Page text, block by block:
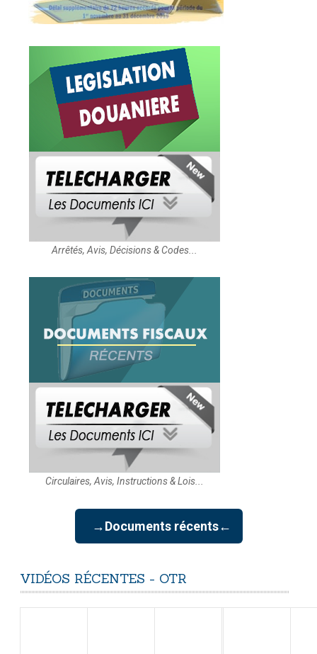
Arrêtés, Avis, Décisions & Codes...
Circulaires, Avis, Instructions & Lois...
→Documents récents←
VIDÉOS RÉCENTES - OTR